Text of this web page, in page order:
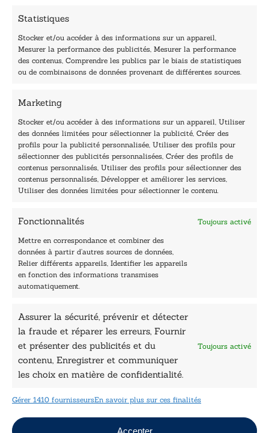
Statistiques
Stocker et/ou accéder à des informations sur un appareil,
Mesurer la performance des publicités, Mesurer la performance
des contenus, Comprendre les publics par le biais de statistiques
ou de combinaisons de données provenant de différentes sources.
Marketing
Stocker et/ou accéder à des informations sur un appareil, Utiliser
des données limitées pour sélectionner la publicité, Créer des
profils pour la publicité personnalisée, Utiliser des profils pour
sélectionner des publicités personnalisées, Créer des profils de
contenus personnalisés, Utiliser des profils pour sélectionner des
contenus personnalisés, Développer et améliorer les services,
Utiliser des données limitées pour sélectionner le contenu.
Fonctionnalités Toujours activé
Mettre en correspondance et combiner des
données à partir d’autres sources de données,
Relier différents appareils, Identifier les appareils
en fonction des informations transmises
automatiquement.
Assurer la sécurité, prévenir et détecter
la fraude et réparer les erreurs, Fournir
et présenter des publicités et du
contenu, Enregistrer et communiquer
les choix en matière de confidentialité.
Toujours activé
Gérer 1410 fournisseursEn savoir plus sur ces finalités
Accepter
i
l
*
40, rue du Louvre 75001 Paris
Horaires du standard
De mardi à vendredi :
9h - 12h et 13h30 - 16h30
Lundi, samedi et dimanche : fermé
Navigation
Accueil
Les Plumes du Lys Bleu
Prix sciences humaines et sociales
Nos collections
Nos auteurs
Catalogue
Sciences humaines
Pratique
Le Petit Lys
Données légales
Conditions Générales de vente
Politique de cookies
Mentions légales
Jeux concours